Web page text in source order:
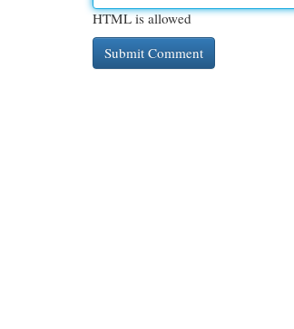
HTML is allowed